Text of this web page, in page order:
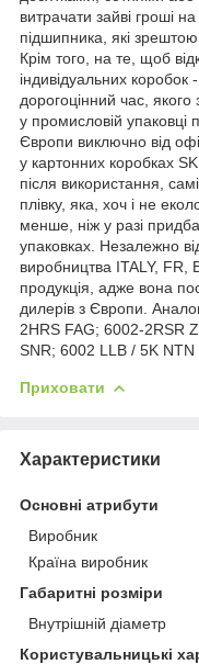
витрачати зайві гроші
підшипника, які
Крім того, на те, щоб
індивідуальних коробок
дорогоцінний час,
у промисловій упаковці
Європи виключно від
у картонних коробках
після використання,
плівку, яка, хоч і не
менше, ніж у разі
упаковках. Незалежно
виробництва ITALY, FR,
продукція, адже вона
дилерів з Європи.
2HRS FAG; 6002-2RSR
SNR; 6002 LLB / 5K NTN
Приховати
Характеристики
Основні атрибути
Виробник
Країна виробник
Габаритні розміри
Внутрішній діаметр
Користувальницькі